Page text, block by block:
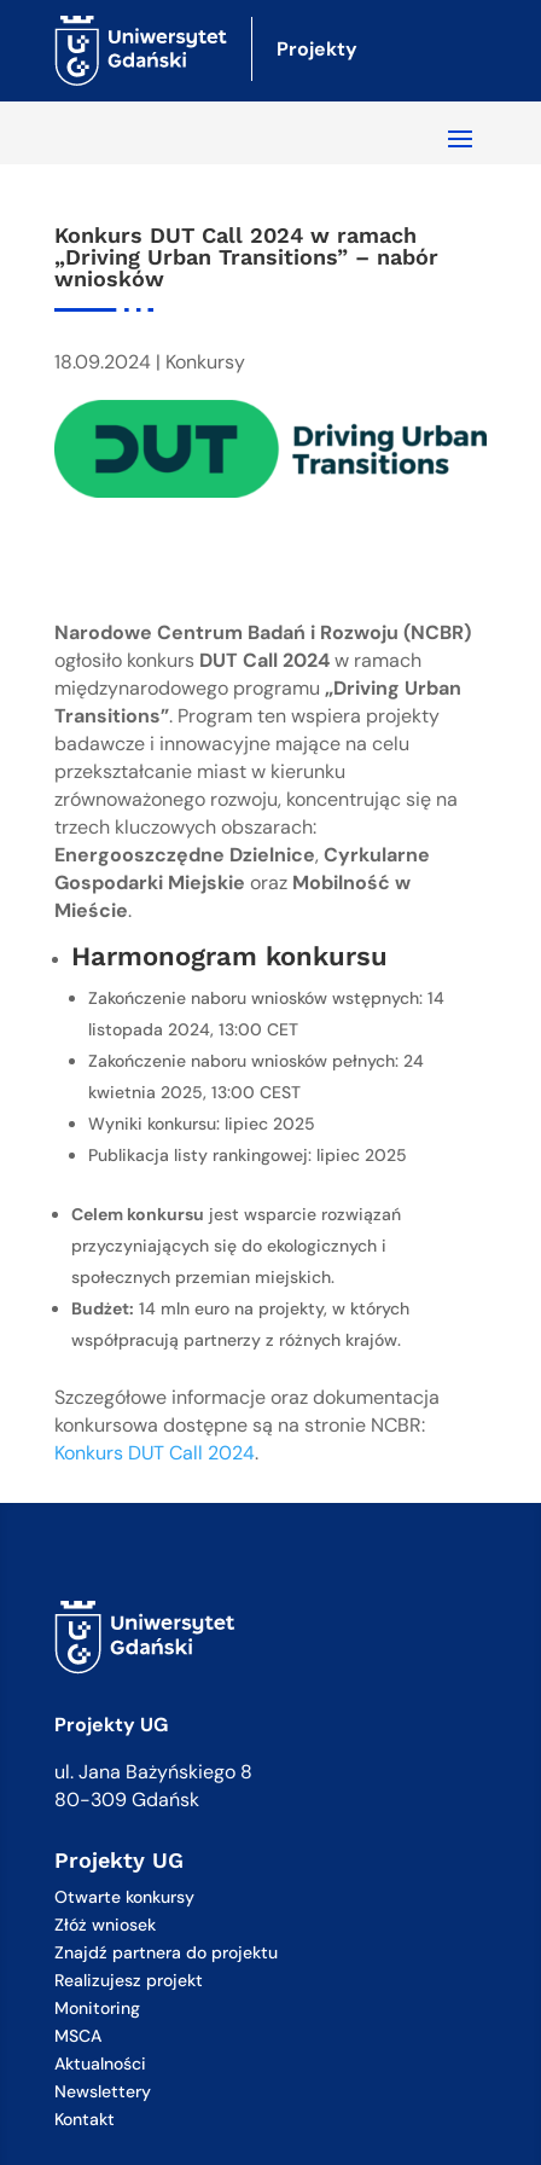
Projekty
Konkurs DUT Call 2024 w ramach
„Driving Urban Transitions” – nabór
wniosków
18.09.2024| Konkursy
Narodowe Centrum Badań i Rozwoju (NCBR)
ogłosiło konkurs DUT Call 2024w ramach
międzynarodowego programu „Driving Urban
Transitions”. Program ten wspiera projekty
badawcze i innowacyjne mające na celu
przekształcanie miast w kierunku
zrównoważonego rozwoju, koncentrując się na
trzech kluczowych obszarach:
Energooszczędne Dzielnice,Cyrkularne
Gospodarki Miejskie oraz Mobilność w
Mieście.
Harmonogram konkursu
Zakończenie naboru wniosków wstępnych: 14
listopada 2024, 13:00 CET
Zakończenie naboru wniosków pełnych: 24
kwietnia 2025, 13:00 CEST
Wyniki konkursu: lipiec 2025
Publikacja listy rankingowej: lipiec 2025
Celem konkursu jest wsparcie rozwiązań
przyczyniających się do ekologicznych i
społecznych przemian miejskich.
Budżet: 14 mln euro na projekty, w których
współpracują partnerzy z różnych krajów.
Szczegółowe informacje oraz dokumentacja
konkursowa dostępne są na stronie NCBR:
Konkurs DUT Call 2024.
Projekty UG
ul. Jana Bażyńskiego 8
80-309 Gdańsk
Projekty UG
Otwarte konkursy
Złóż wniosek
Znajdź partnera do projektu
Realizujesz projekt
Monitoring
MSCA
Aktualności
Newslettery
Kontakt